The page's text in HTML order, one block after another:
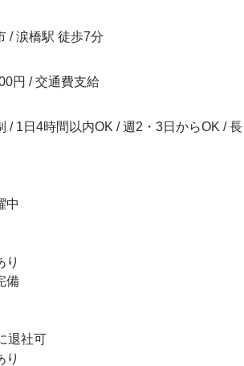
/ 涙橋駅 徒歩7分
円 / 交通費支給
/ 1日4時間以内OK / 週2・3日からOK / 長
中
り
備
退社可
り